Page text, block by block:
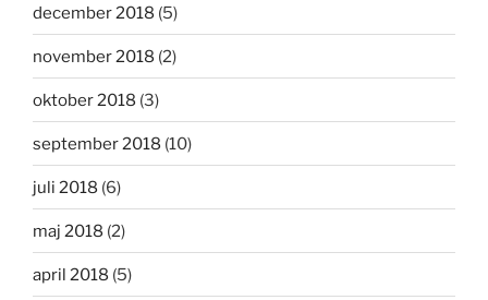
december 2018 (5)
november 2018 (2)
oktober 2018 (3)
september 2018 (10)
juli 2018 (6)
maj 2018 (2)
april 2018 (5)